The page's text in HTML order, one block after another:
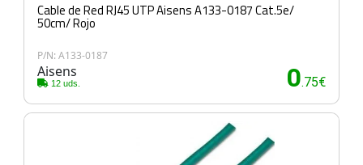
Cable de Red RJ45 UTP Aisens A133-0187 Cat.5e/
50cm/ Rojo
P/N: A133-0187
Aisens
12 uds. 0.75€